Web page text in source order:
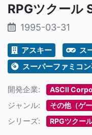
RPGツクール
1995-03-31
アスキー
ス
スーパーファミコ
開発企業: ASCII
ジャンル: その他（ゲ
シリーズ: RPGツクー